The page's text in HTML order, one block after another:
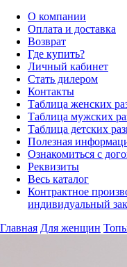
О компании
Оплата и доставка
Возврат
Где купить?
Личный кабинет
Стать дилером
Контакты
Таблица женских
Таблица мужских
Таблица детских
Полезная
Ознакомиться с
Реквизиты
Весь каталог
Контрактное
индивидуальный
Главная Для женщин